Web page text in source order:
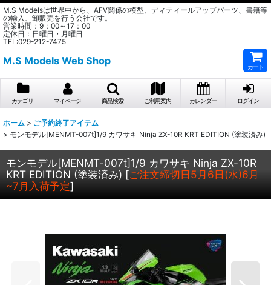
M.S Modelsは世界中から、AFV関係の模型、ディティールアップパーツ、書籍等
の輸入、卸販売を行う会社です。
営業時間：9：00～17：00
定休日：日曜日・月曜日
TEL:029-212-7475
M.S Models Web Shop
カート
カテゴリ マイページ 商品検索 ご利用案内 カレンダー ログイン
ホーム > ご予約終了アイテム
> モンモデル[MENMT-007t]1/9 カワサキ Ninja ZX-10R KRT EDITION (塗装済み)
モンモデル[MENMT-007t]1/9 カワサキ Ninja ZX-10R
KRT EDITION (塗装済み) [ご注文締切日5月6日(水)6月
~7月入荷予定]